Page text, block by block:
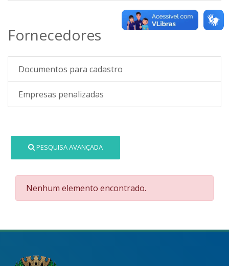
Fornecedores
Documentos para cadastro
Empresas penalizadas
PESQUISA AVANÇADA
Nenhum elemento encontrado.